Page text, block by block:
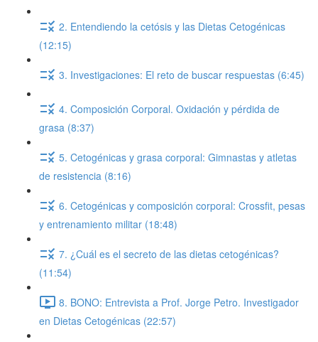
2. Entendiendo la cetósis y las Dietas Cetogénicas
(12:15)
3. Investigaciones: El reto de buscar respuestas (6:45)
4. Composición Corporal. Oxidación y pérdida de
grasa (8:37)
5. Cetogénicas y grasa corporal: Gimnastas y atletas
de resistencia (8:16)
6. Cetogénicas y composición corporal: Crossfit, pesas
y entrenamiento militar (18:48)
7. ¿Cuál es el secreto de las dietas cetogénicas?
(11:54)
8. BONO: Entrevista a Prof. Jorge Petro. Investigador
en Dietas Cetogénicas (22:57)